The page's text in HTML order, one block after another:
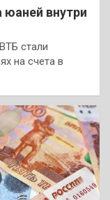
юаней внутри
стали
на счета в